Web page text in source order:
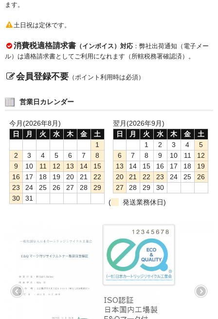
ます。
土日祝は定休です。
消費税適格請求書 （インボイス）対応 ：弊社出荷通知（電子メー
ル）は適格請求書としてご利用になれます（所轄税務署確認済）。
会員登録不要 （ポイント利用時は必須）
営業日カレンダー
今月(2026年8月)
日
月 火 水 木 金
土
1
2
3 4 5 6 7
8
9
10 11 12 13 14
15
16
17 18 19 20 21
22
23
24 25 26 27 28
29
30
31
翌月(2026年9月)
日
月 火 水 木 金
土
1
2 3 4
5
6
7 8 9 10 11
12
13
14 15 16 17 18
19
20
21 22 23 24 25
26
27
28 29
30
(
発送業務休日)